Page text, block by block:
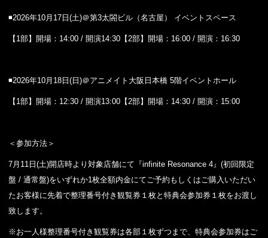
◾️2026年10月17日(土)＠第3太閤ビル（名古屋） イベントスペース
【1部】開場：14:00 / 開演14:30【2部】開場：16:00 / 開演：16:30
◾️2026年10月18日(日)＠アニメイト大阪日本橋 5階イベントホール
【1部】開場：12:30 / 開演13:00【2部】開場：14:30 / 開演：15:00
＜参加方法＞
7月11日(土)開店時より対象店舗にて『infinite Resonance 4』(初回限定
盤 / 通常盤)をいずれか1枚全額内金にてご予約もしくはご購入いただい
たお客様に先着で整理番号付き観覧券１枚と特典会参加券１枚をお渡し
致します。
※お一人様整理番号付き観覧券は各部１枚ずつまで、特典会参加券はご